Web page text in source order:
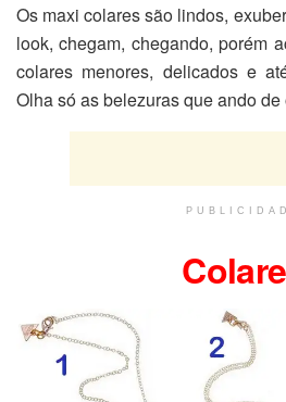
Os maxi colares são lindos,
look, chegam, chegando, porém
colares menores, delicados e
Olha só as belezuras que ando de